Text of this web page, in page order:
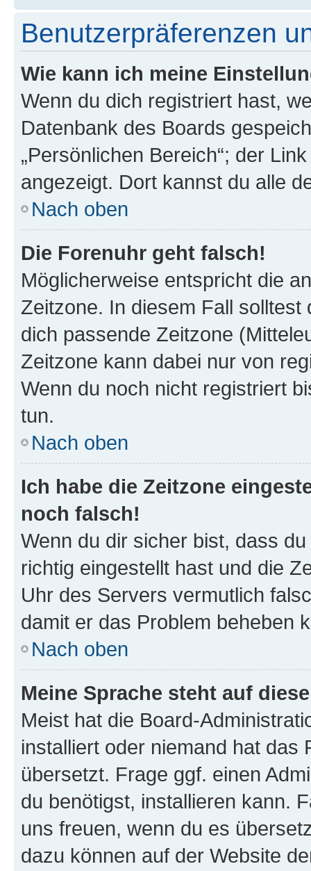
Benutzerpräferenzen
Wie kann ich meine
Wenn du dich registriert hast,
Datenbank des Boards
„Persönlichen Bereich“; der
angezeigt. Dort kannst du alle
Nach oben
Die Forenuhr geht falsch!
Möglicherweise entspricht die
Zeitzone. In diesem Fall solltest
dich passende Zeitzone
Zeitzone kann dabei nur von
Wenn du noch nicht registriert
tun.
Nach oben
Ich habe die Zeitzone
noch falsch!
Wenn du dir sicher bist, dass
richtig eingestellt hast und die
Uhr des Servers vermutlich
damit er das Problem beheben
Nach oben
Meine Sprache steht auf
Meist hat die Board-
installiert oder niemand hat das
übersetzt. Frage ggf. einen
du benötigst, installieren kann.
uns freuen, wenn du es
dazu können auf der Website